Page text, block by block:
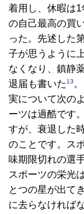
着用し、休暇は
の自己最高の買
った。先述した
子が思うように
なくなり、鎮静
退届も書いた 13
実について次の
ーツは過酷です
すが、衰退した
のことです。ス
味期限切れの選
スポーツの栄光
とつの星が出て
に去らなければ